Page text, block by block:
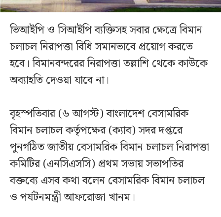
ভিআইপি ও সিআইপি ব্যক্তিসহ সবার ক্ষেত্রে বিমান
চলাচল নিরাপত্তা বিধি সমানভাবে প্রয়োগ করতে
হবে। বিমানবন্দরের নিরাপত্তা তল্লাশি থেকে কাউকে
অব্যাহতি দেওয়া যাবে না।
বৃহস্পতিবার (৬ আগস্ট) বাংলাদেশ বেসামরিক
বিমান চলাচল কর্তৃপক্ষের (ক্যাব) সদর দপ্তরে
পুনর্গঠিত জাতীয় বেসামরিক বিমান চলাচল নিরাপত্তা
কমিটির (এনসিএসসি) প্রথম সভায় সভাপতির
বক্তব্যে এসব কথা বলেন বেসামরিক বিমান চলাচল
ও পর্যটনমন্ত্রী আফরোজা খানম।